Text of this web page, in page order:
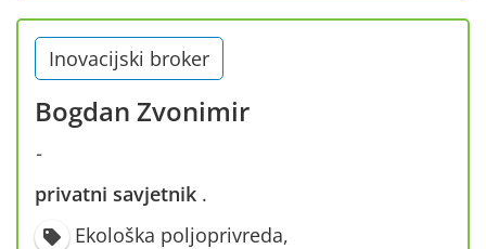
Inovacijski broker
Bogdan Zvonimir
-
privatni savjetnik ·
Ekološka poljoprivreda,